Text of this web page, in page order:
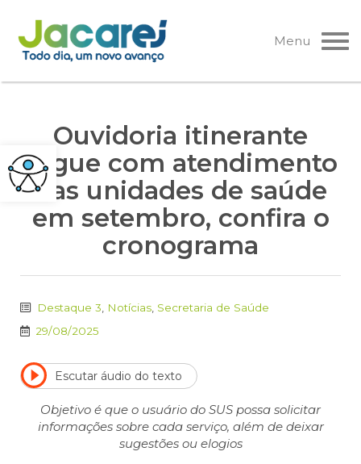
Pular
para
o
Menu
Ouvidoria itinerante
segue com atendimento
nas unidades de saúde
em setembro, confira o
cronograma
Destaque 3 Notícias Secretaria de Saúde
29/08/2025
Escutar áudio do texto
Objetivo é que o usuário do SUS possa solicitar
informações sobre cada serviço, além de deixar
sugestões ou elogios